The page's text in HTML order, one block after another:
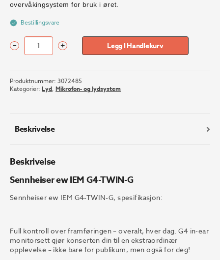
overvåkingsystem for bruk i øret.
Bestillingsvare
Sennheiser
IEM
G4-
TWIN-
– + Legg I Handlekurv
Produktnummer: 3072485
Kategorier: Lyd, Mikrofon- og lydsystem
Beskrivelse
Beskrivelse
Sennheiser ew IEM G4-TWIN-G
Sennheiser ew IEM G4-TWIN-G, spesifikasjon:
Full kontroll over framføringen – overalt, hver dag. G4 in-ear
monitorsett gjør konserten din til en ekstraordinær
opplevelse – ikke bare for publikum, men også for deg!